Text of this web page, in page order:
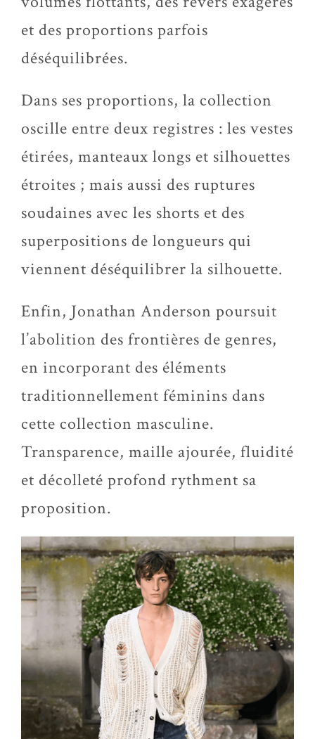
et des proportions parfois
déséquilibrées.
Dans ses proportions, la collection
oscille entre deux registres : les vestes
étirées, manteaux longs et silhouettes
étroites ; mais aussi des ruptures
soudaines avec les shorts et des
superpositions de longueurs qui
viennent déséquilibrer la silhouette.
Enfin, Jonathan Anderson poursuit
l’abolition des frontières de genres,
en incorporant des éléments
traditionnellement féminins dans
cette collection masculine.
Transparence, maille ajourée, fluidité
et décolleté profond rythment sa
proposition.